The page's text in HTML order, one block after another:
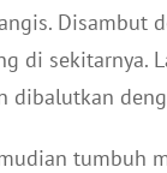
Disambut
di sekitarnya.
dibalutkan
tumbuh